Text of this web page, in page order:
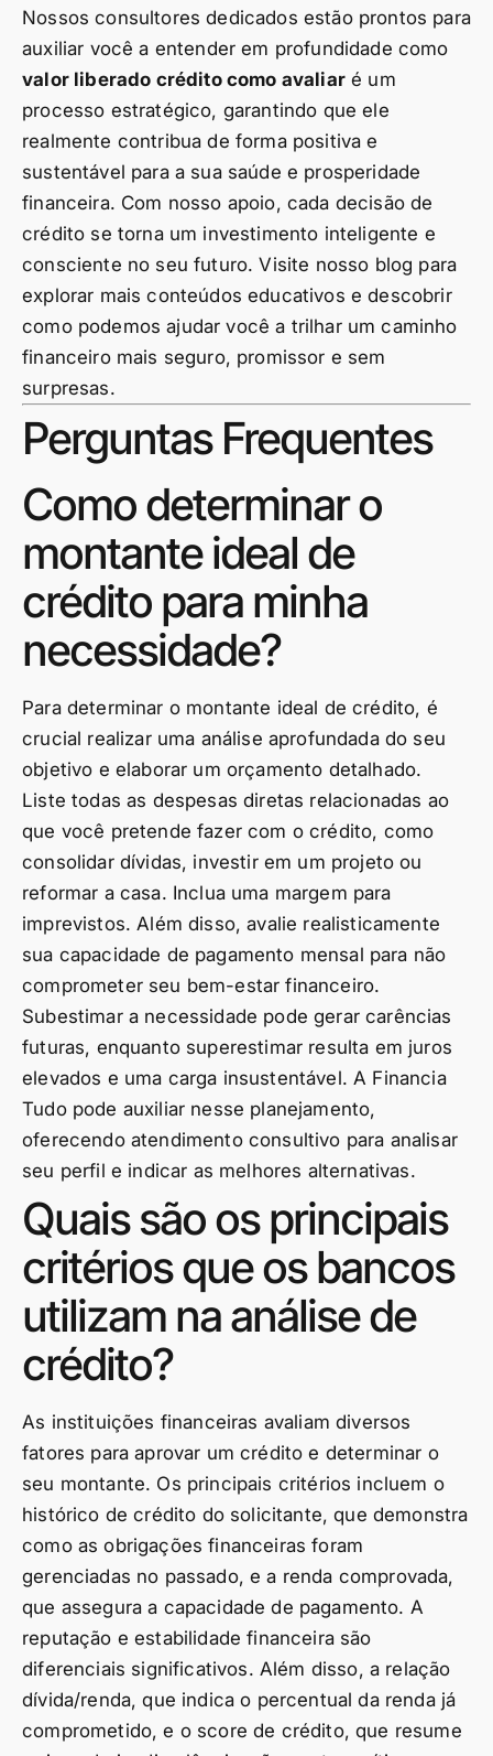
Nossos consultores dedicados estão prontos para
auxiliar você a entender em profundidade como
valor liberado crédito como avaliaré um
processo estratégico, garantindo que ele
realmente contribua de forma positiva e
sustentável para a sua saúde e prosperidade
financeira. Com nosso apoio, cada decisão de
crédito se torna um investimento inteligente e
consciente no seu futuro. Visite nosso blog para
explorar mais conteúdos educativos e descobrir
como podemos ajudar você a trilhar um caminho
financeiro mais seguro, promissor e sem
surpresas.
Perguntas Frequentes
Como determinar o
montante ideal de
crédito para minha
necessidade?
Para determinar o montante ideal de crédito, é
crucial realizar uma análise aprofundada do seu
objetivo e elaborar um orçamento detalhado.
Liste todas as despesas diretas relacionadas ao
que você pretende fazer com o crédito, como
consolidar dívidas, investir em um projeto ou
reformar a casa. Inclua uma margem para
imprevistos. Além disso, avalie realisticamente
sua capacidade de pagamento mensal para não
comprometer seu bem-estar financeiro.
Subestimar a necessidade pode gerar carências
futuras, enquanto superestimar resulta em juros
elevados e uma carga insustentável. A Financia
Tudo pode auxiliar nesse planejamento,
oferecendo atendimento consultivo para analisar
seu perfil e indicar as melhores alternativas.
Quais são os principais
critérios que os bancos
utilizam na análise de
crédito?
As instituições financeiras avaliam diversos
fatores para aprovar um crédito e determinar o
seu montante. Os principais critérios incluem o
histórico de crédito do solicitante, que demonstra
como as obrigações financeiras foram
gerenciadas no passado, e a renda comprovada,
que assegura a capacidade de pagamento. A
reputação e estabilidade financeira são
diferenciais significativos. Além disso, a relação
dívida/renda, que indica o percentual da renda já
comprometido, e o score de crédito, que resume